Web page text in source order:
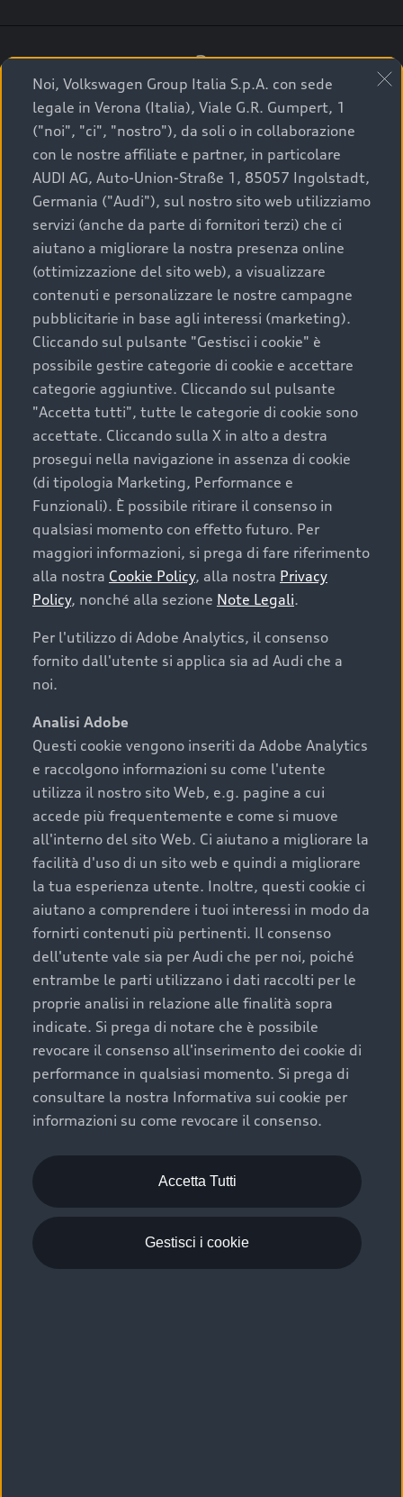
3
A breve verrai ricontattato dal Customer Care
Audi Center o direttamente dal Concessionario
che ti supporterà per finalizzare la tua richiesta.
La qualità di acquistare
un’auto usata Audi
Scegliere un’auto usata è una decisione che coniuga
convenienza, affidabilità e sostenibilità. Per fare un
acquisto sicuro, è essenziale considerare aspetti
determinanti come la garanzia inclusa e l’affidabilità del
marchio. Audi offre l’auto usata perfetta tramite Audi
Prima Scelta :plus
Cosa sapere prima di
acquistare la tua prossima
auto
I requisiti fondamentali da considerare prima di
acquistare un’auto usata, oltre al prezzo e all'aspetto,
chilometraggio: un valore contenuto corrisponde a
uno stato migliore del veicolo e a una maggiore
durata nel tempo;
cronologia dei tagliandi: una documentazione
completa della vettura certifica una manutenzione
costante e accurata;
condizioni della carrozzeria e degli interni: una
buona conservazione evidenzia cura e attenzione del
precedente proprietario;
efficienza meccanica: motore, trasmissione e
componenti principali in ottimo stato garantiscono
prestazioni affidabili e sicure.
Acquistare un’auto usata in una Concessionaria ufficiale
Audi che offre l’usato garantito tramite Audi Prima
Scelta :plus, significa affidarsi ad un prodotto che viene
sottoposto a 110 controlli approfonditi e coperto da
garanzia fino a 4 anni per una maggiore tutela del tuo
acquisto.
Noi, Volkswagen Group Italia S.p.A. con sede
legale in Verona (Italia), Viale G.R. Gumpert, 1
("noi", "ci", "nostro"), da soli o in collaborazione
con le nostre affiliate e partner, in particolare
AUDI AG, Auto-Union-Straße 1, 85057 Ingolstadt,
Germania ("Audi"), sul nostro sito web utilizziamo
servizi (anche da parte di fornitori terzi) che ci
aiutano a migliorare la nostra presenza online
(ottimizzazione del sito web), a visualizzare
contenuti e personalizzare le nostre campagne
pubblicitarie in base agli interessi (marketing).
Cliccando sul pulsante "Gestisci i cookie" è
possibile gestire categorie di cookie e accettare
categorie aggiuntive. Cliccando sul pulsante
"Accetta tutti", tutte le categorie di cookie sono
accettate. Cliccando sulla X in alto a destra
prosegui nella navigazione in assenza di cookie
(di tipologia Marketing, Performance e
Funzionali). È possibile ritirare il consenso in
qualsiasi momento con effetto futuro. Per
maggiori informazioni, si prega di fare riferimento
alla nostra Cookie Policy, alla nostra Privacy
Policy, nonché alla sezione Note Legali.
Per l'utilizzo di Adobe Analytics, il consenso
fornito dall'utente si applica sia ad Audi che a
noi.
Analisi Adobe
Questi cookie vengono inseriti da Adobe Analytics
e raccolgono informazioni su come l'utente
utilizza il nostro sito Web, e.g. pagine a cui
accede più frequentemente e come si muove
all'interno del sito Web. Ci aiutano a migliorare la
facilità d'uso di un sito web e quindi a migliorare
la tua esperienza utente. Inoltre, questi cookie ci
aiutano a comprendere i tuoi interessi in modo da
fornirti contenuti più pertinenti. Il consenso
dell'utente vale sia per Audi che per noi, poiché
entrambe le parti utilizzano i dati raccolti per le
proprie analisi in relazione alle finalità sopra
indicate. Si prega di notare che è possibile
revocare il consenso all'inserimento dei cookie di
performance in qualsiasi momento. Si prega di
consultare la nostra Informativa sui cookie per
informazioni su come revocare il consenso.
Accetta Tutti
Gestisci i cookie